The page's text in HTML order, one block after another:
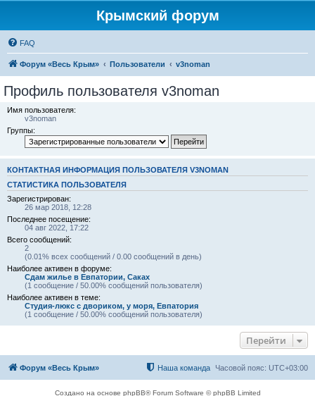
Крымский форум
FAQ
Форум «Весь Крым» Пользователи v3noman
Профиль пользователя v3noman
Имя пользователя:
v3noman
Группы:
КОНТАКТНАЯ ИНФОРМАЦИЯ ПОЛЬЗОВАТЕЛЯ V3NOMAN
СТАТИСТИКА ПОЛЬЗОВАТЕЛЯ
Зарегистрирован:
26 мар 2018, 12:28
Последнее посещение:
04 авг 2022, 17:22
Всего сообщений:
2
(0.01% всех сообщений / 0.00 сообщений в день)
Наиболее активен в форуме:
Сдам жилье в Евпатории, Саках
(1 сообщение / 50.00% сообщений пользователя)
Наиболее активен в теме:
Студия-люкс с двориком, у моря, Евпатория
(1 сообщение / 50.00% сообщений пользователя)
Перейти
Форум «Весь Крым» Часовой пояс: UTC+03:00
Наша команда
Создано на основе phpBB® Forum Software © phpBB Limited